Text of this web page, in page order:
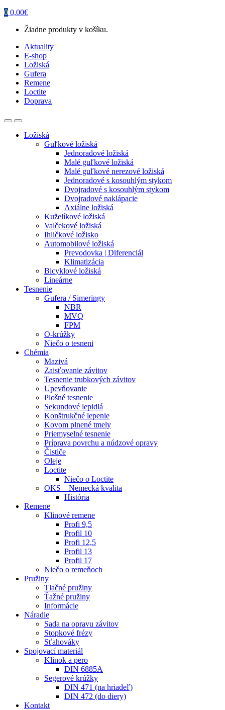
0 0,00€
Žiadne produkty v košíku.
Aktuality
E-shop
Ložiská
Gufera
Remene
Loctite
Doprava
Ložiská
Guľkové ložiská
Jednoradové ložiská
Malé guľkové ložiská
Malé guľkové nerezové ložiská
Jednoradové s kosouhlým stykom
Dvojradové s kosouhlým stykom
Dvojradové naklápacie
Axiálne ložiská
Kuželíkové ložiská
Valčekové ložiská
Ihličkové ložisko
Automobilové ložiská
Prevodovka | Diferenciál
Klimatizácia
Bicyklové ložiská
Lineárne
Tesnenie
Gufera / Simeringy
NBR
MVQ
FPM
O-krúžky
Niečo o tesneni
Chémia
Mazivá
Zaisťovanie závitov
Tesnenie trubkových závitov
Upevňovanie
Plošné tesnenie
Sekundové lepidlá
Konštrukčné lepenie
Kovom plnené tmely
Priemyselné tesnenie
Príprava povrchu a núdzové opravy
Čističe
Oleje
Loctite
Niečo o Loctite
OKS – Nemecká kvalita
História
Remene
Klinové remene
Profi 9,5
Profil 10
Profi 12,5
Profil 13
Profil 17
Niečo o remeňoch
Pružiny
Tlačné pružiny
Ťažné pružiny
Informácie
Náradie
Sada na opravu závitov
Stopkové frézy
Sťahováky
Spojovací materiál
Klinok a pero
DIN 6885A
Segerové krúžky
DIN 471 (na hriadeľ)
DIN 472 (do diery)
Kontakt